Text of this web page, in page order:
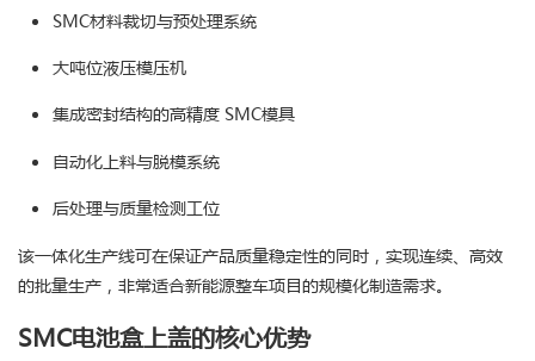
SMC材料裁切与预处理系统
大吨位液压模压机
集成密封结构的高精度 SMC模具
自动化上料与脱模系统
后处理与质量检测工位
该一体化生产线可在保证产品质量稳定性的同时，实现连续、高效
的批量生产，非常适合新能源整车项目的规模化制造需求。
SMC电池盒上盖的核心优势